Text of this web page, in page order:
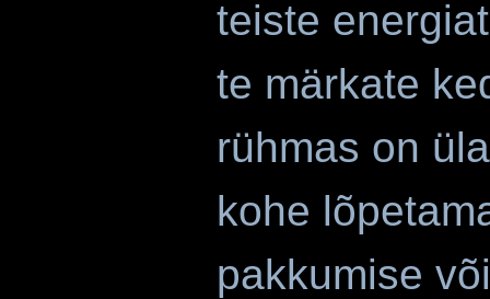
teiste
te märkate
rühmas on
kohe
pakkumise